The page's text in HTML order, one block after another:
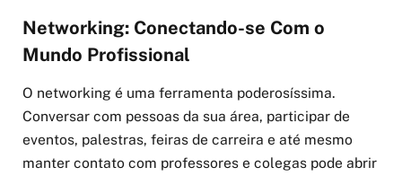
Networking: Conectando-se Com o
Mundo Profissional
O networking é uma ferramenta poderosíssima.
Conversar com pessoas da sua área, participar de
eventos, palestras, feiras de carreira e até mesmo
manter contato com professores e colegas pode abrir